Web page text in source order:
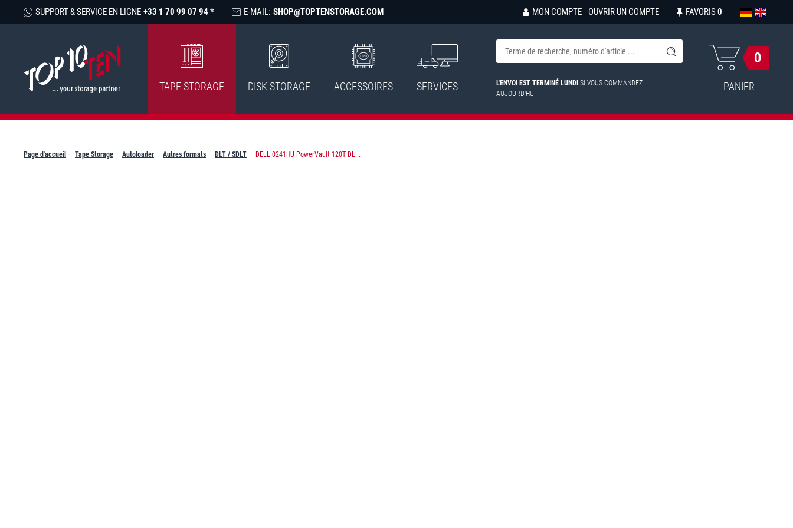
SUPPORT & SERVICE EN LIGNE +33 1 70 99 07 94 * E-MAIL: SHOP@TOPTENSTORAGE.COM MON COMPTE OUVRIR UN COMPTE FAVORIS 0
TAPE STORAGE DISK STORAGE ACCESSOIRES SERVICES L'ENVOI EST TERMINÉ LUNDI SI VOUS COMMANDEZ
AUJOURD'HUI
0
PANIER
Page d'accueil Tape Storage Autoloader Autres formats DLT / SDLT DELL 0241HU PowerVault 120T DL...